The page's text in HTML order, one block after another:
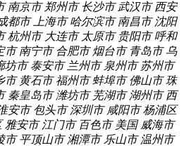
南京市 郑州市 长沙市 武汉市 西安
都市 上海市 哈尔滨市 南昌市 沈阳
杭州市 大连市 太原市 贵阳市 呼和
市 南宁市 合肥市 烟台市 青岛市 乌
坊市 泰安市 兰州市 泉州市 苏州市
市 黄石市 福州市 蚌埠市 佛山市 珠
秦皇岛市 潍坊市 芜湖市 湖州市 西
安市 包头市 深圳市 咸阳市 杨浦区
雅安市 江门市 百色市 美国 威海市
市 平顶山市 湘潭市 乐山市 温州市